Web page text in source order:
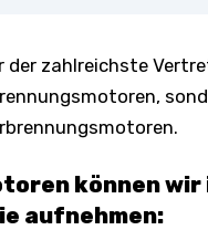
der zahlreichste
können wir
aufnehmen: